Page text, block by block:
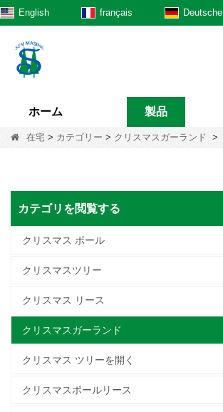
English français Deutsche
ホーム 製品
在宅 > カテゴリー > クリスマスガーランド >
カテゴリを閲覧する
クリスマス ボール
クリスマスツリー
クリスマス リース
クリスマスガーランド
クリスマス ツリーを開く
クリスマスボールリース